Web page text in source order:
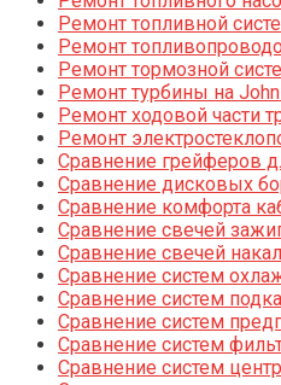
Ремонт топливной
Ремонт
Ремонт тормозной
Ремонт турбины на
Ремонт ходовой части
Ремонт
Сравнение грейферов
Сравнение дисковых
Сравнение комфорта
Сравнение свечей
Сравнение свечей
Сравнение систем
Сравнение систем
Сравнение систем
Сравнение систем
Сравнение систем